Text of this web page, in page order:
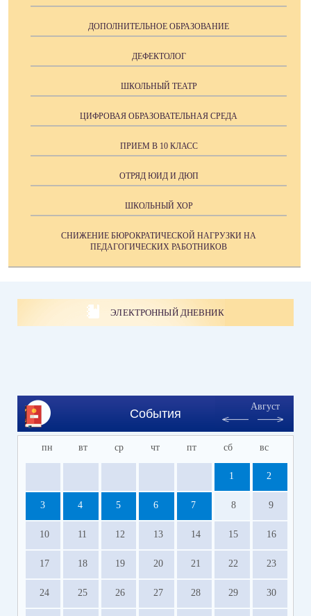
ДОПОЛНИТЕЛЬНОЕ ОБРАЗОВАНИЕ
ДЕФЕКТОЛОГ
ШКОЛЬНЫЙ ТЕАТР
ЦИФРОВАЯ ОБРАЗОВАТЕЛЬНАЯ СРЕДА
ПРИЕМ В 10 КЛАСС
ОТРЯД ЮИД И ДЮП
ШКОЛЬНЫЙ ХОР
СНИЖЕНИЕ БЮРОКРАТИЧЕСКОЙ НАГРУЗКИ НА
ПЕДАГОГИЧЕСКИХ РАБОТНИКОВ
ЭЛЕКТРОННЫЙ ДНЕВНИК
События
Август
пн вт ср чт пт сб вс
1 2
3 4 5 6 7 8 9
10 11 12 13 14 15 16
17 18 19 20 21 22 23
24 25 26 27 28 29 30